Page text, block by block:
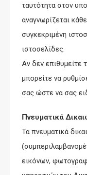
ταυτότητα στον
αναγνωρίζεται
συγκεκριμένη
ιστοσελίδες.
Αν δεν επιθυμείτε
μπορείτε να
σας ώστε να σας
Πνευματικά
Τα πνευματικά
εικόνων,